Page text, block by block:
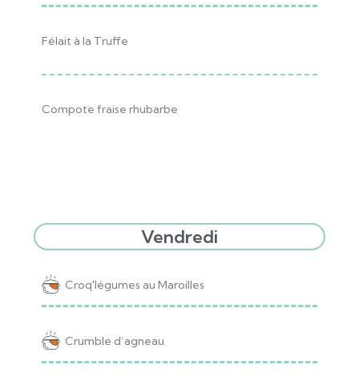
Félait à la Truffe
Compote fraise rhubarbe
Vendredi
Croq'légumes au Maroilles
Crumble d’agneau